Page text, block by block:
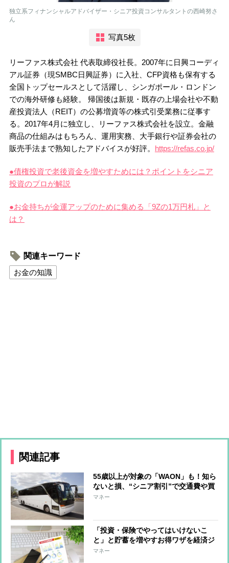
独立系フィナンシャルアドバイザー・シニア投資コンサルタントの西崎努さ
ん
写真5枚
リーファス株式会社 代表取締役社長。2007年に日興コーディ
アル証券（現SMBC日興証券）に入社、CFP資格も保有する
全国トップセールスとして活躍し、シンガポール・ロンドン
での海外研修も経験。 帰国後は新規・既存の上場会社や不動
産投資法人（REIT）の公募増資等の株式引受業務に従事す
る。2017年4月に独立し、リーファス株式会社を設立。金融
商品の仕組みはもちろん、運用実務、大手銀行や証券会社の
販売手法まで熟知したアドバイスが好評。 https://refas.co.jp/
●債権投資で老後資金を増やすためには？ポイントをシニア
投資のプロが解説
●お金持ちが金運アップのために集める「9Zの1万円札」と
は？
関連キーワード
お金の知識
関連記事
55歳以上が対象の「WAON」も！知ら
ないと損、“シニア割引”で交通費や買
い物がお得に
マネー
「投資・保険でやってはいけないこ
と」と貯蓄を増やすお得ワザを経済ジ
ャーナリストが指南
マネー